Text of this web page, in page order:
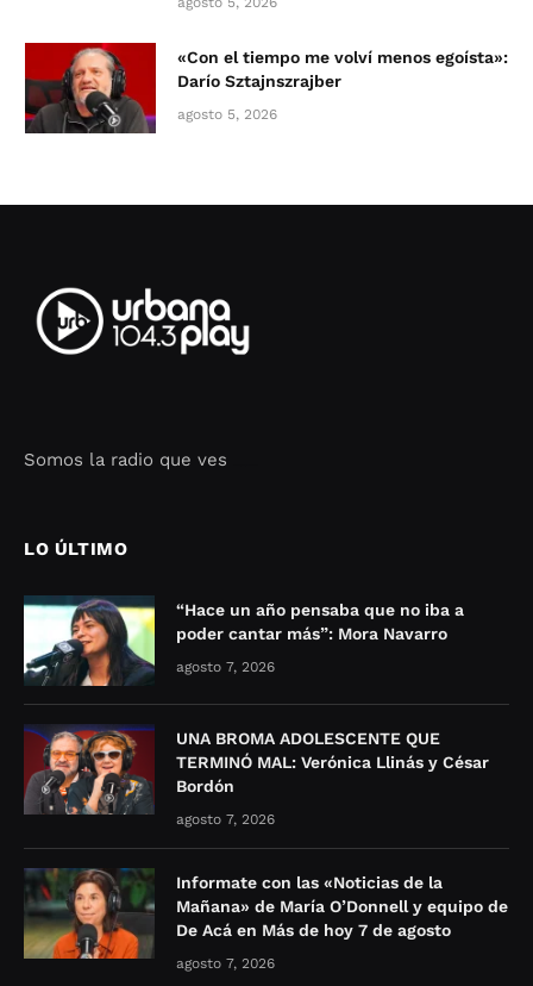
«Con el tiempo me volví menos egoísta»:
Darío Sztajnszrajber
agosto 5, 2026
Somos la radio que ves
LO ÚLTIMO
“Hace un año pensaba que no iba a
poder cantar más”: Mora Navarro
agosto 7, 2026
UNA BROMA ADOLESCENTE QUE
TERMINÓ MAL: Verónica Llinás y César
Bordón
agosto 7, 2026
Informate con las «Noticias de la
Mañana» de María O’Donnell y equipo de
De Acá en Más de hoy 7 de agosto
agosto 7, 2026